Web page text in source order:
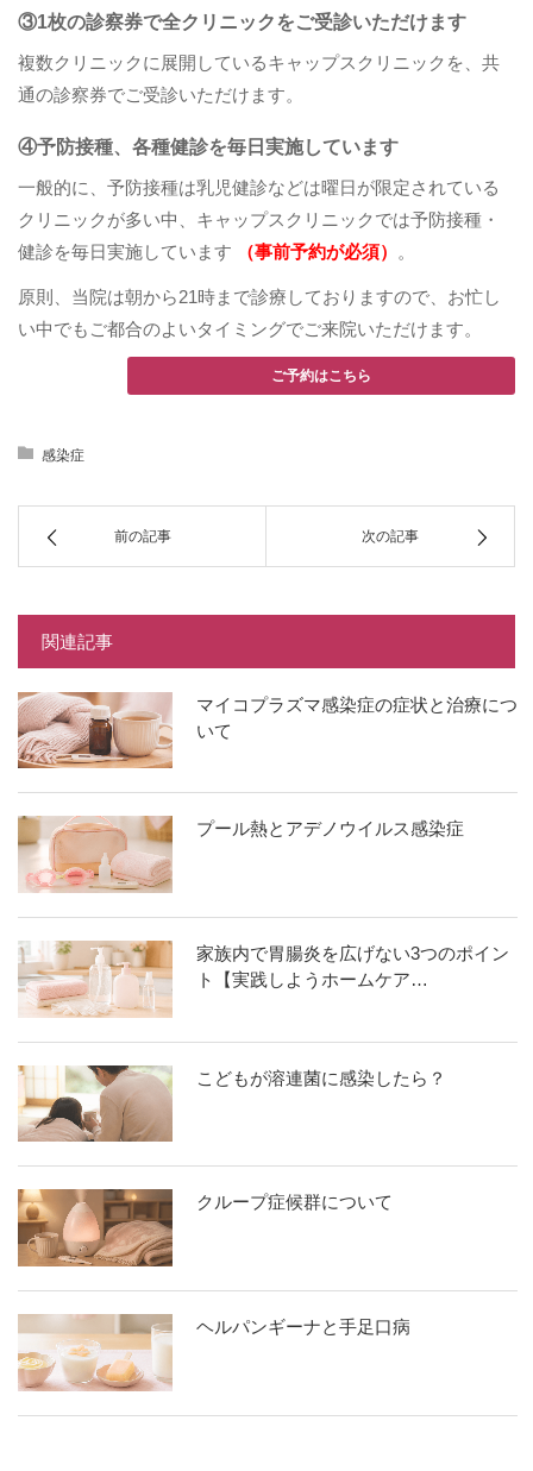
③1枚の診察券で全クリニックをご受診いただけます
複数クリニックに展開しているキャップスクリニックを、共
通の診察券でご受診いただけます。
④予防接種、各種健診を毎日実施しています
一般的に、予防接種は乳児健診などは曜日が限定されている
クリニックが多い中、キャップスクリニックでは予防接種・
健診を毎日実施しています
（事前予約が必須） 。
原則、当院は朝から21時まで診療しておりますので、お忙し
い中でもご都合のよいタイミングでご来院いただけます。
ご予約はこちら
感染症
前の記事 次の記事
関連記事
​マイコプラズマ感染症の症状と治療につ
いて
プール熱とアデノウイルス感染症
家族内で胃腸炎を広げない3つのポイン
ト【実践しようホームケア…
こどもが溶連菌に感染したら？
クループ症候群について
ヘルパンギーナと手足口病